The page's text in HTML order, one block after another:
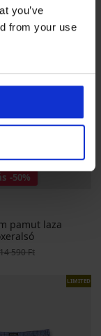
you’ve
from your use
-50%
pamut laza
ár
14 590 Ft
LIMITED